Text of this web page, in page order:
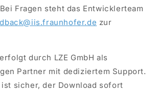
Fragen steht das Entwicklerteam
zur
durch LZE GmbH als
Partner mit dediziertem Support.
sicher, der Download sofort